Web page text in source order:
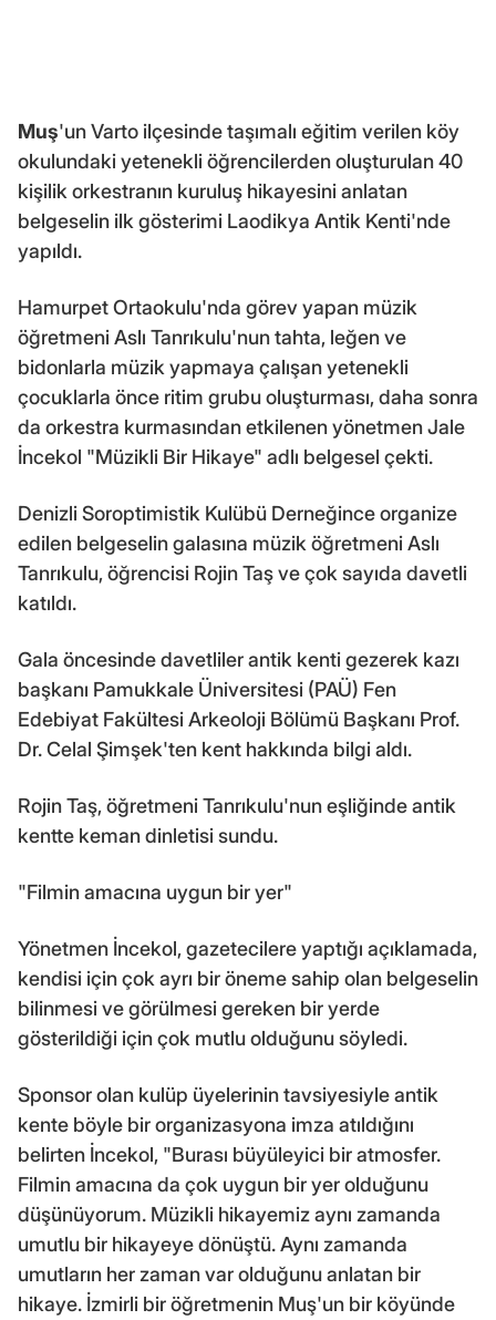
Muş'un Varto ilçesinde taşımalı eğitim verilen köy
okulundaki yetenekli öğrencilerden oluşturulan 40
kişilik orkestranın kuruluş hikayesini anlatan
belgeselin ilk gösterimi Laodikya Antik Kenti'nde
yapıldı.
Hamurpet Ortaokulu'nda görev yapan müzik
öğretmeni Aslı Tanrıkulu'nun tahta, leğen ve
bidonlarla müzik yapmaya çalışan yetenekli
çocuklarla önce ritim grubu oluşturması, daha sonra
da orkestra kurmasından etkilenen yönetmen Jale
İncekol "Müzikli Bir Hikaye" adlı belgesel çekti.
Denizli Soroptimistik Kulübü Derneğince organize
edilen belgeselin galasına müzik öğretmeni Aslı
Tanrıkulu, öğrencisi Rojin Taş ve çok sayıda davetli
katıldı.
Gala öncesinde davetliler antik kenti gezerek kazı
başkanı Pamukkale Üniversitesi (PAÜ) Fen
Edebiyat Fakültesi Arkeoloji Bölümü Başkanı Prof.
Dr. Celal Şimşek'ten kent hakkında bilgi aldı.
Rojin Taş, öğretmeni Tanrıkulu'nun eşliğinde antik
kentte keman dinletisi sundu.
"Filmin amacına uygun bir yer"
Yönetmen İncekol, gazetecilere yaptığı açıklamada,
kendisi için çok ayrı bir öneme sahip olan belgeselin
bilinmesi ve görülmesi gereken bir yerde
gösterildiği için çok mutlu olduğunu söyledi.
Sponsor olan kulüp üyelerinin tavsiyesiyle antik
kente böyle bir organizasyona imza atıldığını
belirten İncekol, "Burası büyüleyici bir atmosfer.
Filmin amacına da çok uygun bir yer olduğunu
düşünüyorum. Müzikli hikayemiz aynı zamanda
umutlu bir hikayeye dönüştü. Aynı zamanda
umutların her zaman var olduğunu anlatan bir
hikaye. İzmirli bir öğretmenin Muş'un bir köyünde